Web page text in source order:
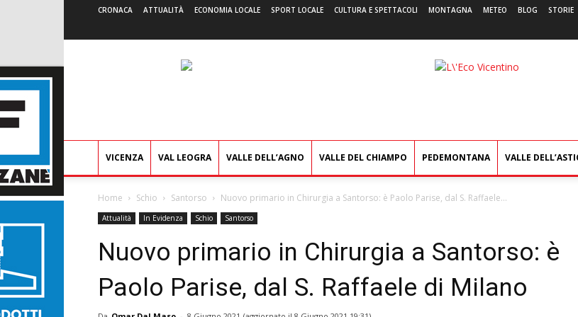
CRONACA ATTUALITÀ ECONOMIA LOCALE SPORT LOCALE CULTURA E SPETTACOLI MONTAGNA METEO BLOG STORIE
L'Eco
VICENZA VAL LEOGRA VALLE DELL’AGNO VALLE DEL CHIAMPO PEDEMONTANA VALLE
Home Schio Santorso Nuovo primario in Chirurgia a Santorso: è Paolo Parise, dal S. Raffaele...
Attualità In Evidenza Schio Santorso
Nuovo primario in Chirurgia a Santorso: è
Paolo Parise, dal S. Raffaele di Milano